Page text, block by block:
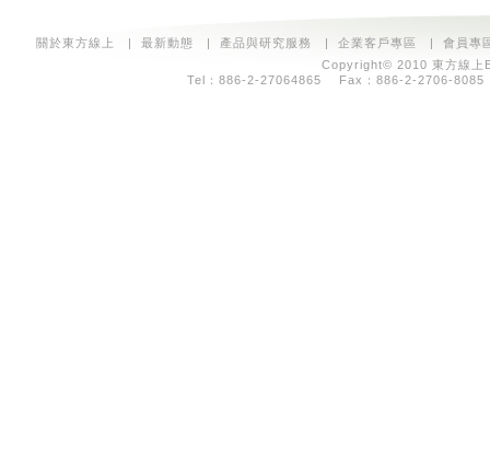
關於東方線上 | 最新動態 | 產品與研究服務 | 企業客戶專區 | 會員專
Copyright© 2010 東方線上
Tel：886-2-27064865 Fax：886-2-2706-